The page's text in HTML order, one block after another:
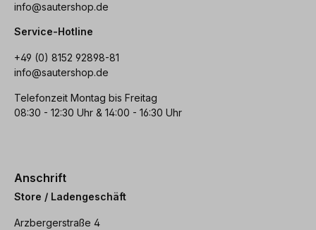
info@sautershop.de
Service-Hotline
+49 (0) 8152 92898-81
info@sautershop.de
Telefonzeit Montag bis Freitag
08:30 - 12:30 Uhr & 14:00 - 16:30 Uhr
Anschrift
Store / Ladengeschäft
Arzbergerstraße 4